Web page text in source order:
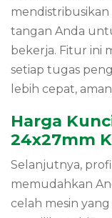
mendistribusikan
tangan Anda
bekerja. Fitur ini
setiap tugas
lebih cepat,
Harga
24x27mm
Selanjutnya,
memudahkan
celah mesin yang